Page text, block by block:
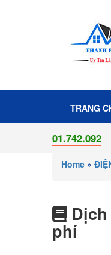
TRANG
Home »
phí